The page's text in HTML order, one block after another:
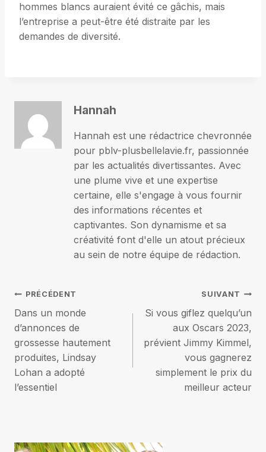
hommes blancs auraient évité ce gâchis, mais
l’entreprise a peut-être été distraite par les
demandes de diversité.
Hannah
Hannah est une rédactrice chevronnée
pour pblv-plusbellelavie.fr, passionnée
par les actualités divertissantes. Avec
une plume vive et une expertise
certaine, elle s'engage à vous fournir
des informations récentes et
captivantes. Son dynamisme et sa
créativité font d'elle un atout précieux
au sein de notre équipe de rédaction.
Navigation
de
l’article
PRÉCÉDENT
Dans un monde
d’annonces de
grossesse hautement
produites, Lindsay
Lohan a adopté
l’essentiel
SUIVANT
Si vous giflez quelqu’un
aux Oscars 2023,
prévient Jimmy Kimmel,
vous gagnerez
simplement le prix du
meilleur acteur